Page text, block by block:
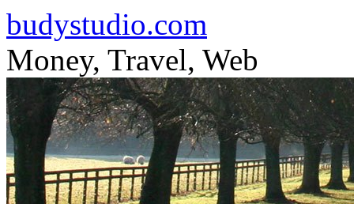
budystudio.com
Money, Travel, Web